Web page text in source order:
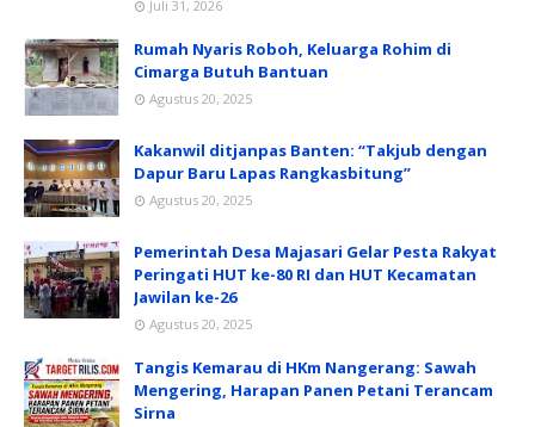
Juli 31, 2026
Rumah Nyaris Roboh, Keluarga Rohim di
Cimarga Butuh Bantuan
Agustus 20, 2025
Kakanwil ditjanpas Banten: “Takjub dengan
Dapur Baru Lapas Rangkasbitung”
Agustus 20, 2025
Pemerintah Desa Majasari Gelar Pesta Rakyat
Peringati HUT ke-80 RI dan HUT Kecamatan
Jawilan ke-26
Agustus 20, 2025
Tangis Kemarau di HKm Nangerang: Sawah
Mengering, Harapan Panen Petani Terancam
Sirna